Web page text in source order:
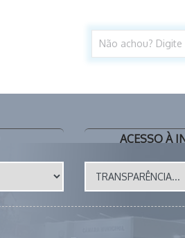
ACESSO À